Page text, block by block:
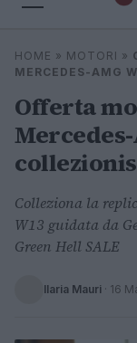
Cerca
HOME » MOTORI »
MERCEDES-AMG
Offerta
Colleziona la
W13 guidata da
Green Hell SALE
Ilaria Mauri · 16